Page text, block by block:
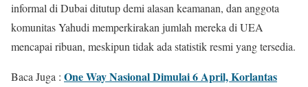
informal di Dubai ditutup demi alasan keamanan, dan anggota
komunitas Yahudi memperkirakan jumlah mereka di UEA
mencapai ribuan, meskipun tidak ada statistik resmi yang tersedia.
Baca Juga : One Way Nasional Dimulai 6 April, Korlantas